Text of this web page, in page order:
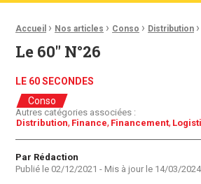
Fil d'Ariane :
Accueil › Nos articles › Conso › Distribution ›
Le 60″ N°26
LE 60 SECONDES
Conso
Autres catégories associées :
Distribution Finance Financement
Auteur
Par Rédaction
Publié le 02/12/2021 - Mis à jour le 14/03/2024